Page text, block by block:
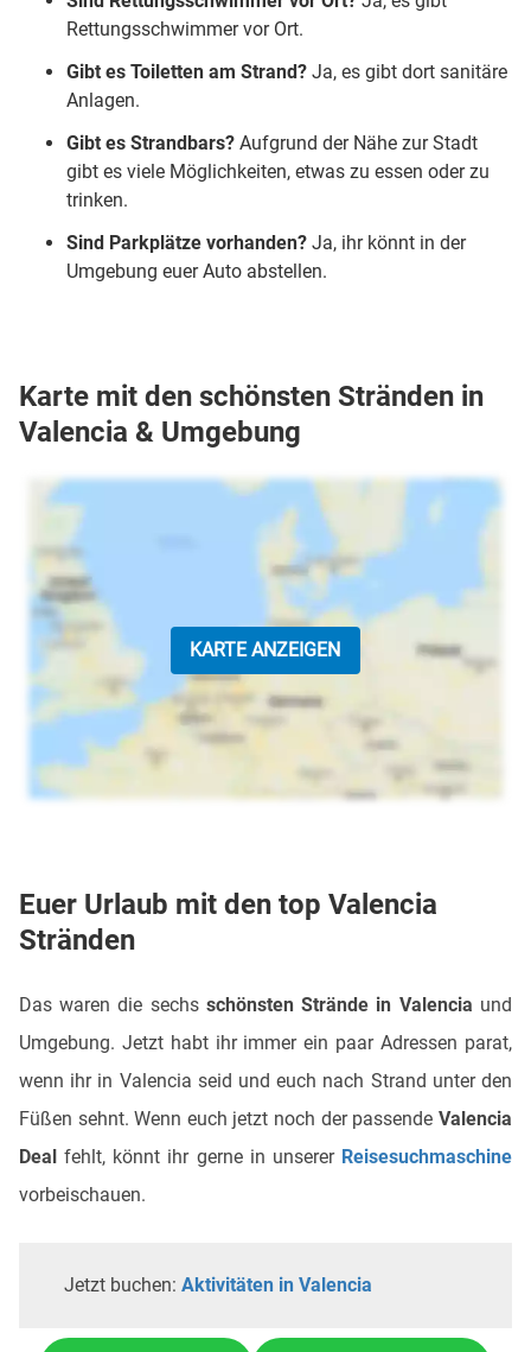
Rettungsschwimmer vor Ort.
Gibt es Toiletten am Strand? Ja, es gibt dort sanitäre
Anlagen.
Gibt es Strandbars? Aufgrund der Nähe zur Stadt
gibt es viele Möglichkeiten, etwas zu essen oder zu
trinken.
Sind Parkplätze vorhanden? Ja, ihr könnt in der
Umgebung euer Auto abstellen.
Karte mit den schönsten Stränden in
Valencia & Umgebung
KARTE ANZEIGEN
Euer Urlaub mit den top Valencia
Stränden
Das waren die sechs schönsten Strände in Valencia und
Umgebung. Jetzt habt ihr immer ein paar Adressen parat,
wenn ihr in Valencia seid und euch nach Strand unter den
Füßen sehnt. Wenn euch jetzt noch der passende Valencia
Deal fehlt, könnt ihr gerne in unserer Reisesuchmaschine
vorbeischauen.
Jetzt buchen: Aktivitäten in Valencia